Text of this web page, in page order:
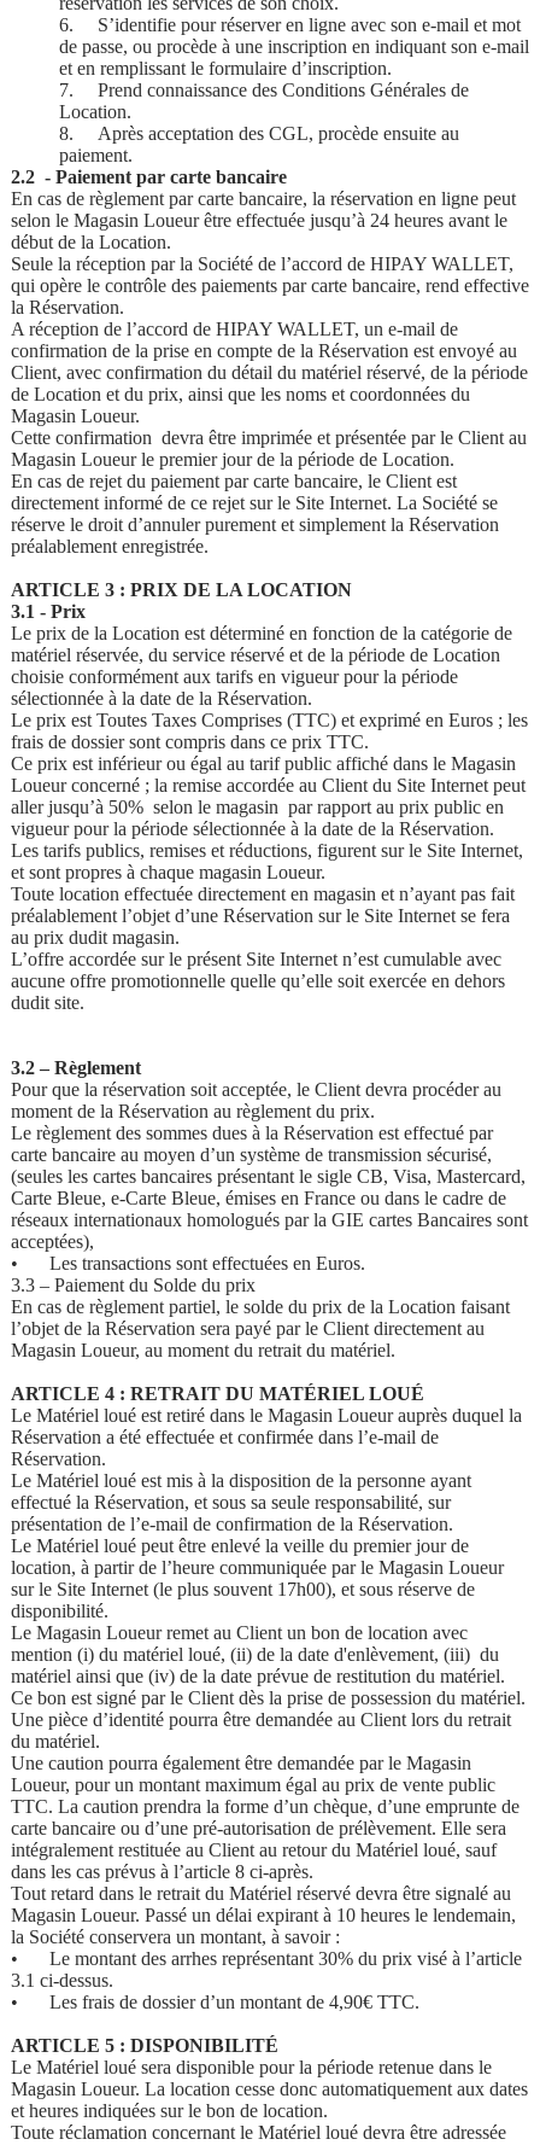
6.
S’identifie pour réserver en ligne avec son e-mail et mot
de passe, ou procède à une inscription en indiquant son e-mail
et en remplissant le formulaire d’inscription.
7.
Prend connaissance des Conditions Générales de
Location.
8.
Après acceptation des CGL, procède ensuite au
paiement.
2.2 - Paiement par carte bancaire
En cas de règlement par carte bancaire, la réservation en ligne peut
selon le Magasin Loueur être effectuée jusqu’à 24 heures avant le
début de la Location.
Seule la réception par la Société de l’accord de HIPAY WALLET,
qui opère le contrôle des paiements par carte bancaire, rend effective
la Réservation.
A réception de l’accord de HIPAY WALLET, un e-mail de
confirmation de la prise en compte de la Réservation est envoyé au
Client, avec confirmation du détail du matériel réservé, de la période
de Location et du prix, ainsi que les noms et coordonnées du
Magasin Loueur.
Cette confirmation devra être imprimée et présentée par le Client au
Magasin Loueur le premier jour de la période de Location.
En cas de rejet du paiement par carte bancaire, le Client est
directement informé de ce rejet sur le Site Internet. La Société se
réserve le droit d’annuler purement et simplement la Réservation
préalablement enregistrée.
ARTICLE 3 : PRIX DE LA LOCATION
3.1 - Prix
Le prix de la Location est déterminé en fonction de la catégorie de
matériel réservée, du service réservé et de la période de Location
choisie conformément aux tarifs en vigueur pour la période
sélectionnée à la date de la Réservation.
Le prix est Toutes Taxes Comprises (TTC) et exprimé en Euros ; les
frais de dossier sont compris dans ce prix TTC.
Ce prix est inférieur ou égal au tarif public affiché dans le Magasin
Loueur concerné ; la remise accordée au Client du Site Internet peut
aller jusqu’à 50% selon le magasin par rapport au prix public en
vigueur pour la période sélectionnée à la date de la Réservation.
Les tarifs publics, remises et réductions, figurent sur le Site Internet,
et sont propres à chaque magasin Loueur.
Toute location effectuée directement en magasin et n’ayant pas fait
préalablement l’objet d’une Réservation sur le Site Internet se fera
au prix dudit magasin.
L’offre accordée sur le présent Site Internet n’est cumulable avec
aucune offre promotionnelle quelle qu’elle soit exercée en dehors
dudit site.
3.2 – Règlement
Pour que la réservation soit acceptée, le Client devra procéder au
moment de la Réservation au règlement du prix.
Le règlement des sommes dues à la Réservation est effectué par
carte bancaire au moyen d’un système de transmission sécurisé,
(seules les cartes bancaires présentant le sigle CB, Visa, Mastercard,
Carte Bleue, e-Carte Bleue, émises en France ou dans le cadre de
réseaux internationaux homologués par la GIE cartes Bancaires sont
acceptées),
•
Les transactions sont effectuées en Euros.
3.3 – Paiement du Solde du prix
En cas de règlement partiel, le solde du prix de la Location faisant
l’objet de la Réservation sera payé par le Client directement au
Magasin Loueur, au moment du retrait du matériel.
ARTICLE 4 : RETRAIT DU MATÉRIEL LOUÉ
Le Matériel loué est retiré dans le Magasin Loueur auprès duquel la
Réservation a été effectuée et confirmée dans l’e-mail de
Réservation.
Le Matériel loué est mis à la disposition de la personne ayant
effectué la Réservation, et sous sa seule responsabilité, sur
présentation de l’e-mail de confirmation de la Réservation.
Le Matériel loué peut être enlevé la veille du premier jour de
location, à partir de l’heure communiquée par le Magasin Loueur
sur le Site Internet (le plus souvent 17h00), et sous réserve de
disponibilité.
Le Magasin Loueur remet au Client un bon de location avec
mention (i) du matériel loué, (ii) de la date d'enlèvement, (iii) du
matériel ainsi que (iv) de la date prévue de restitution du matériel.
Ce bon est signé par le Client dès la prise de possession du matériel.
Une pièce d’identité pourra être demandée au Client lors du retrait
du matériel.
Une caution pourra également être demandée par le Magasin
Loueur, pour un montant maximum égal au prix de vente public
TTC. La caution prendra la forme d’un chèque, d’une emprunte de
carte bancaire ou d’une pré-autorisation de prélèvement. Elle sera
intégralement restituée au Client au retour du Matériel loué, sauf
dans les cas prévus à l’article 8 ci-après.
Tout retard dans le retrait du Matériel réservé devra être signalé au
Magasin Loueur. Passé un délai expirant à 10 heures le lendemain,
la Société conservera un montant, à savoir :
•
Le montant des arrhes représentant 30% du prix visé à l’article
3.1 ci-dessus.
•
Les frais de dossier d’un montant de 4,90€ TTC.
ARTICLE 5 : DISPONIBILITÉ
Le Matériel loué sera disponible pour la période retenue dans le
Magasin Loueur. La location cesse donc automatiquement aux dates
et heures indiquées sur le bon de location.
Toute réclamation concernant le Matériel loué devra être adressée